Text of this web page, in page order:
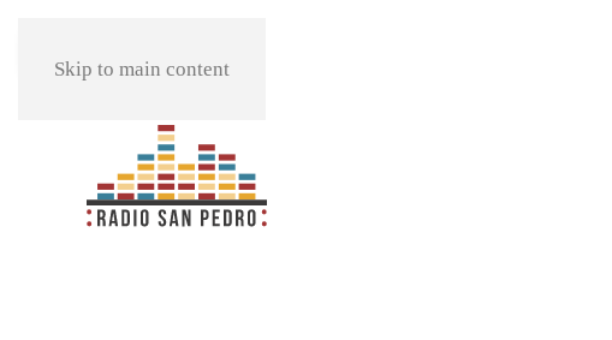
Skip to main content